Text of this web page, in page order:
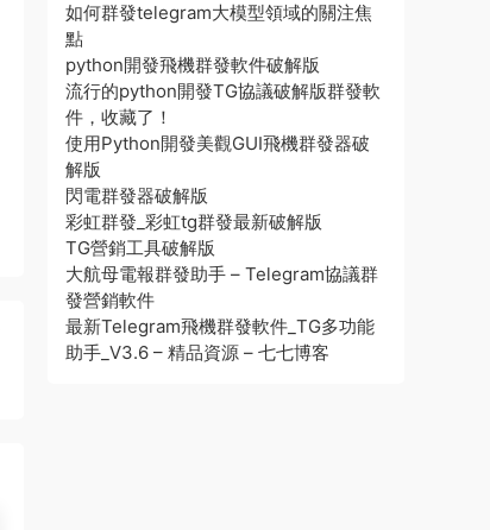
如何群發telegram大模型領域的關注焦
點
python開發飛機群發軟件破解版
流行的python開發TG協議破解版群發軟
件，收藏了！
使用Python開發美觀GUI飛機群發器破
解版
閃電群發器破解版
彩虹群發_彩虹tg群發最新破解版
TG營銷工具破解版
大航母電報群發助手 – Telegram協議群
發營銷軟件
最新Telegram飛機群發軟件_TG多功能
助手_V3.6 – 精品資源 – 七七博客